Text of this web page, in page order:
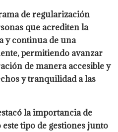
de regularización
que acrediten la
y continua de una
permitiendo avanzar
de manera accesible y
y tranquilidad a las
la importancia de
tipo de gestiones junto